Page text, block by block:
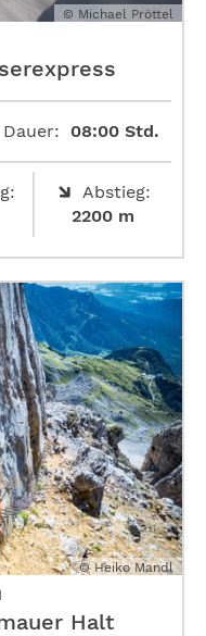
© Michael Pröttel
Dauer: 08:00 Std.
Abstieg:
2200 m
© Heiko Mandl
Halt